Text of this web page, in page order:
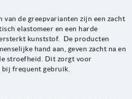
van de greepvarianten zijn een zacht
elastomeer en een harde
kunststof. De producten
hand aan, geven zacht na en
stroefheid. Dit zorgt voor
bij frequent gebruik.